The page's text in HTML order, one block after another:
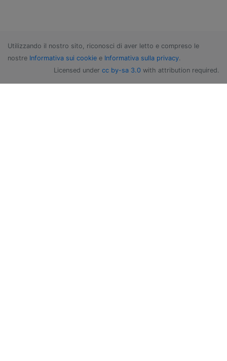
Utilizzando il nostro sito, riconosci di aver letto e compreso le
nostre Informativa sui cookie e Informativa sulla privacy.
Licensed under cc by-sa 3.0 with attribution required.